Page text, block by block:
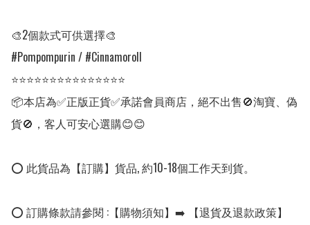
🎨2個款式可供選擇🎨
#Pompompurin / #Cinnamoroll
⭐⭐⭐⭐⭐⭐⭐⭐⭐⭐⭐⭐⭐⭐⭐
📦本店為✅正版正貨✅承諾會員商店，絕不出售🚫淘寶、偽
貨🚫，客人可安心選購😊😊
⭕ 此貨品為【訂購】貨品, 約10-18個工作天到貨。
⭕ 訂購條款請參閱 :【購物須知】➡️ 【退貨及退款政策】